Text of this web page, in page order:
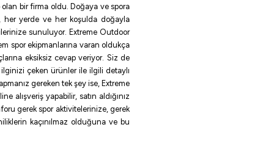
bir firma oldu. Doğaya ve spora
her yerde ve her koşulda doğayla
sunuluyor. Extreme Outdoor
spor ekipmanlarına varan oldukça
eksiksiz cevap veriyor. Siz de
ilginizi çeken ürünler ile ilgili detaylı
gereken tek şey ise, Extreme
alışveriş yapabilir, satın aldığınız
gerek spor aktivitelerinize, gerek
kaçınılmaz olduğuna ve bu